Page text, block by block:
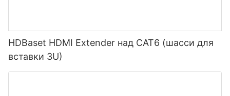
HDBaset HDMI Extender над CAT6 (шасси для
вставки 3U)